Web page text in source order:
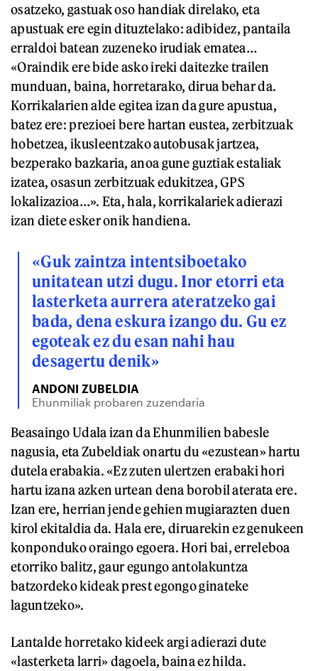
osatzeko, gastuak oso handiak direlako, eta
apustuak ere egin dituztelako: adibidez, pantaila
erraldoi batean zuzeneko irudiak ematea…
«Oraindik ere bide asko ireki daitezke trailen
munduan, baina, horretarako, dirua behar da.
Korrikalarien alde egitea izan da gure apustua,
batez ere: prezioei bere hartan eustea, zerbitzuak
hobetzea, ikusleentzako autobusak jartzea,
bezperako bazkaria, anoa gune guztiak estaliak
izatea, osasun zerbitzuak edukitzea, GPS
lokalizazioa…». Eta, hala, korrikalariek adierazi
izan diete esker onik handiena.
«Guk zaintza intentsiboetako
unitatean utzi dugu. Inor etorri eta
lasterketa aurrera ateratzeko gai
bada, dena eskura izango du. Gu ez
egoteak ez du esan nahi hau
desagertu denik»
ANDONI ZUBELDIA
Ehunmiliak probaren zuzendaria
Beasaingo Udala izan da Ehunmilien babesle
nagusia, eta Zubeldiak onartu du «ezustean» hartu
dutela erabakia. «Ez zuten ulertzen erabaki hori
hartu izana azken urtean dena borobil aterata ere.
Izan ere, herrian jende gehien mugiarazten duen
kirol ekitaldia da. Hala ere, diruarekin ez genukeen
konponduko oraingo egoera. Hori bai, erreleboa
etorriko balitz, gaur egungo antolakuntza
batzordeko kideak prest egongo ginateke
laguntzeko».
Lantalde horretako kideek argi adierazi dute
«lasterketa larri» dagoela, baina ez hilda.